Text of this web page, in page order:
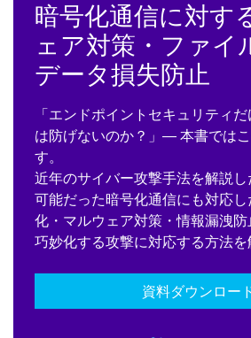
暗号化通信に対す
ェア対策・ファイ
データ損失防止
「エンドポイントセキュリティ
は防げないのか？」― 本書では
す。
近年のサイバー攻撃手法を解説
可能だった暗号化通信にも対応
化・マルウェア対策・情報漏洩防
巧妙化する攻撃に対応する方法を
資料ダウンロー